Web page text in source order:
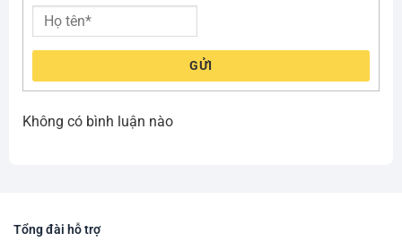
GỬI
Không có bình luận nào
Tổng đài hỗ trợ